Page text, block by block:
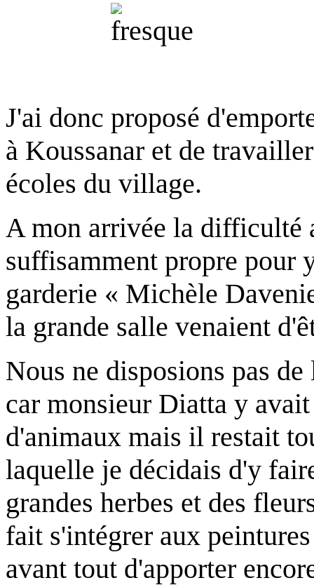
J'ai donc proposé
à Koussanar et de
écoles du village.
A mon arrivée la difficulté
suffisamment propre pour
garderie « Michèle
la grande salle venaient
Nous ne disposions pas
car monsieur Diatta y
d'animaux mais il restait
laquelle je décidais d'y
grandes herbes et des
fait s'intégrer aux
avant tout d'apporter